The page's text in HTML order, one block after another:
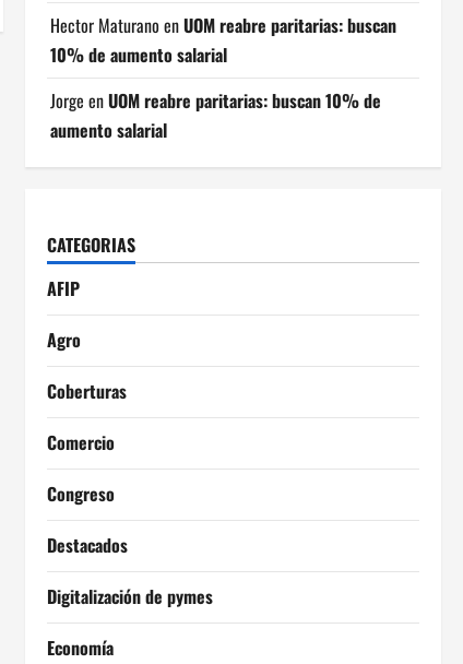
Hector Maturano enUOM reabre paritarias: buscan
10% de aumento salarial
Jorge enUOM reabre paritarias: buscan 10% de
aumento salarial
CATEGORIAS
AFIP
Agro
Coberturas
Comercio
Congreso
Destacados
Digitalización de pymes
Economía